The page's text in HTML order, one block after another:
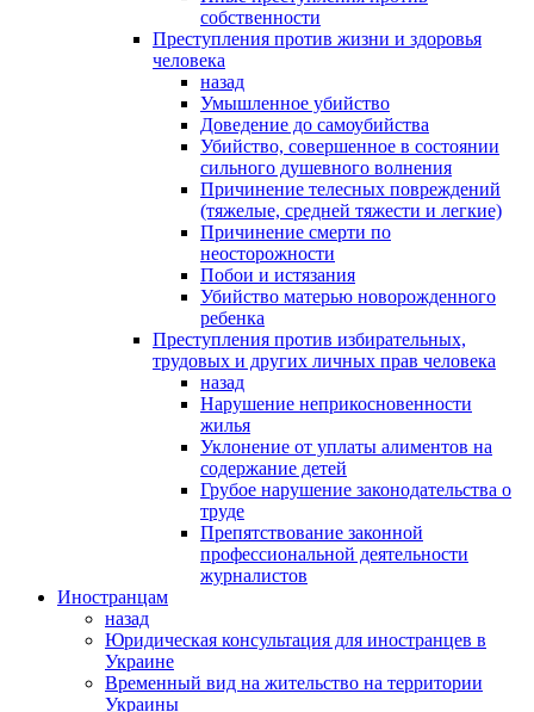
собственности
Преступления против жизни и здоровья
человека
назад
Умышленное убийство
Доведение до самоубийства
Убийство, совершенное в состоянии
сильного душевного волнения
Причинение телесных повреждений
(тяжелые, средней тяжести и легкие)
Причинение смерти по
неосторожности
Побои и истязания
Убийство матерью новорожденного
ребенка
Преступления против избирательных,
трудовых и других личных прав человека
назад
Нарушение неприкосновенности
жилья
Уклонение от уплаты алиментов на
содержание детей
Грубое нарушение законодательства о
труде
Препятствование законной
профессиональной деятельности
журналистов
Иностранцам
назад
Юридическая консультация для иностранцев в
Украине
Временный вид на жительство на территории
Украины